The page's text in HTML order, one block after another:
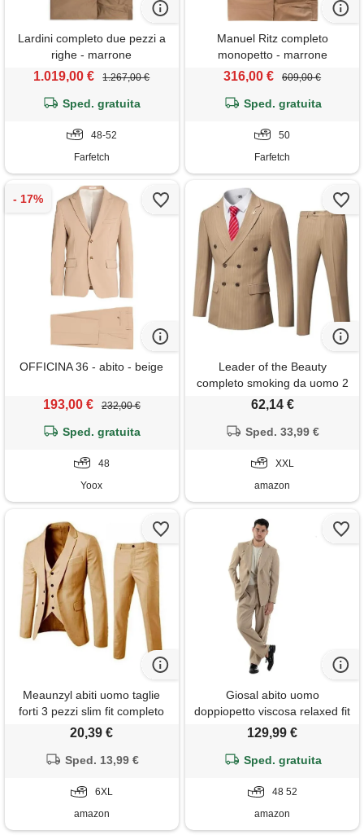
Lardini completo due pezzi a
righe - marrone
1.019,00 € 1.267,00 €
Sped. gratuita
48-52
Farfetch
Manuel Ritz completo
monopetto - marrone
316,00 € 609,00 €
Sped. gratuita
50
Farfetch
OFFICINA 36 - abito - beige
193,00 € 232,00 €
Sped. gratuita
48
Yoox
Leader of the Beauty
completo smoking da uomo 2
pezzi doppiopetto slim fit a
giacca e pantaloni, cachi, xxl
62,14 €
Sped. 33,99 €
XXL
amazon
Meaunzyl abiti uomo taglie
forti 3 pezzi slim fit completo
formale suit tinta unita vestito
manica lunga abiti da lavoro
per matrimoni e affari
20,39 €
Sped. 13,99 €
6XL
amazon
Giosal abito uomo
doppiopetto viscosa relaxed fit
completo giacca rever a
largo baggy casual vari colori
regular, beige)
129,99 €
Sped. gratuita
48 52
amazon